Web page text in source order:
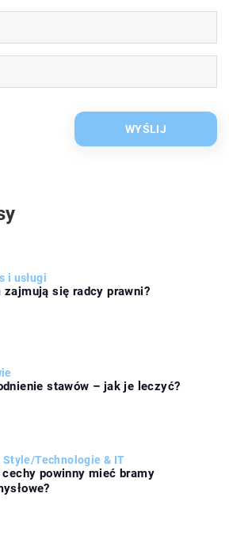
i usługi
zajmują się radcy prawni?
stawów – jak je leczyć?
Style/Technologie & IT
powinny mieć bramy